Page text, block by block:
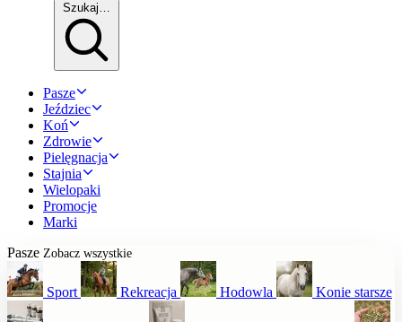
Szukaj…
Pasze
Jeździec
Koń
Zdrowie
Pielęgnacja
Stajnia
Wielopaki
Promocje
Marki
Pasze Zobacz wszystkie
Sport Rekreacja Hodowla Konie starsze